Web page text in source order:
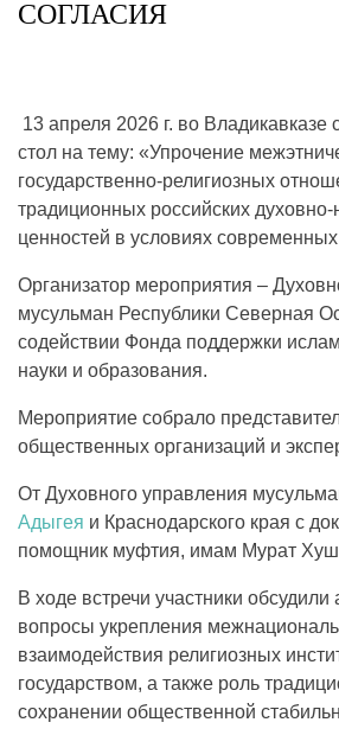
СОГЛАСИЯ
13 апреля 2026 г. во Владикавказе
стол на тему: «Упрочение
государственно-религиозных
традиционных российских
ценностей в условиях
Организатор мероприятия –
мусульман Республики Северная
содействии Фонда поддержки
науки и образования.
Мероприятие собрало
общественных организаций и
От Духовного управления
Адыгея и Краснодарского края с
помощник муфтия, имам Мурат
В ходе встречи участники обсудили
вопросы укрепления
взаимодействия религиозных
государством, а также роль
сохранении общественной